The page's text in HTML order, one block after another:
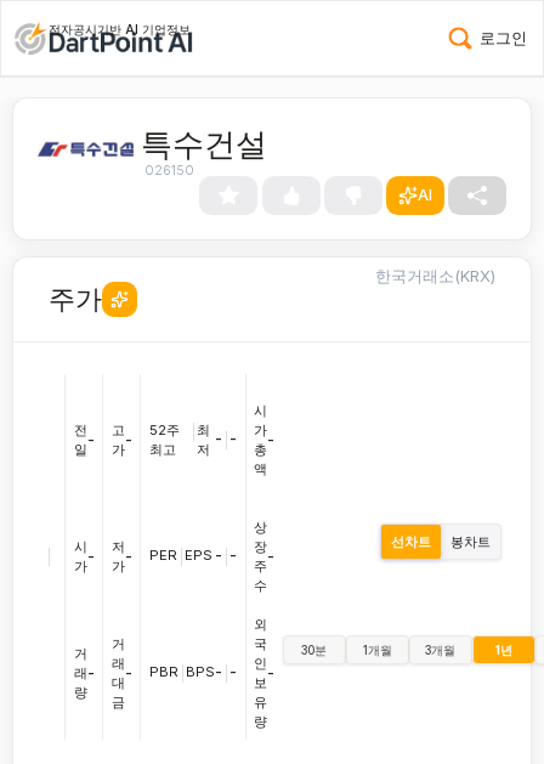
전자공시기반 AI 기업정보 로그인
특수건설
026150
AI
주가
한국거래소(KRX)
전
일
-
시
가
-
거
래
량
-
고
가
-
저
가
-
거
래
대
금
-
52주
최고
최
저
- -
PER EPS - -
PBR BPS- -
시
가
총
액
-
상
장
주
수
-
외
국
인
보
유
량
-
선차트 봉차트
30분 1개월 3개월 1년